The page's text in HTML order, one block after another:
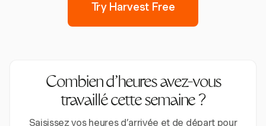
Try Harvest Free
Combien d’heures avez-vous
travaillé cette semaine ?
Saisissez vos heures d’arrivée et de départ pour